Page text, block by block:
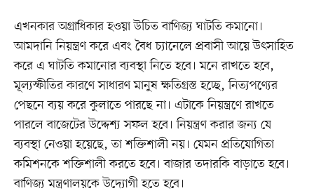
এখনকার অগ্রাধিকার হওয়া উচিত বাণিজ্য ঘাটতি কমানো।
আমদানি নিয়ন্ত্রণ করে এবং বৈধ চ্যানেলে প্রবাসী আয়ে উৎসাহিত
করে এ ঘাটতি কমানোর ব্যবস্থা নিতে হবে। মনে রাখতে হবে,
মূল্যস্ফীতির কারণে সাধারণ মানুষ ক্ষতিগ্রস্ত হচ্ছে, নিত্যপণ্যের
পেছনে ব্যয় করে কুলাতে পারছে না। এটাকে নিয়ন্ত্রণে রাখতে
পারলে বাজেটের উদ্দেশ্য সফল হবে। নিয়ন্ত্রণ করার জন্য যে
ব্যবস্থা নেওয়া হয়েছে, তা শক্তিশালী নয়। যেমন প্রতিযোগিতা
কমিশনকে শক্তিশালী করতে হবে। বাজার তদারকি বাড়াতে হবে।
বাণিজ্য মন্ত্রণালয়কে উদ্যোগী হতে হবে।